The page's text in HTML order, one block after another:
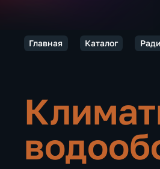
Главная Каталог